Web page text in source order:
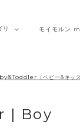
リ モイモルン
（ベビー&キッ
| Boy